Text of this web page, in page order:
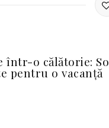
într-o călătorie:
pentru o vacanță